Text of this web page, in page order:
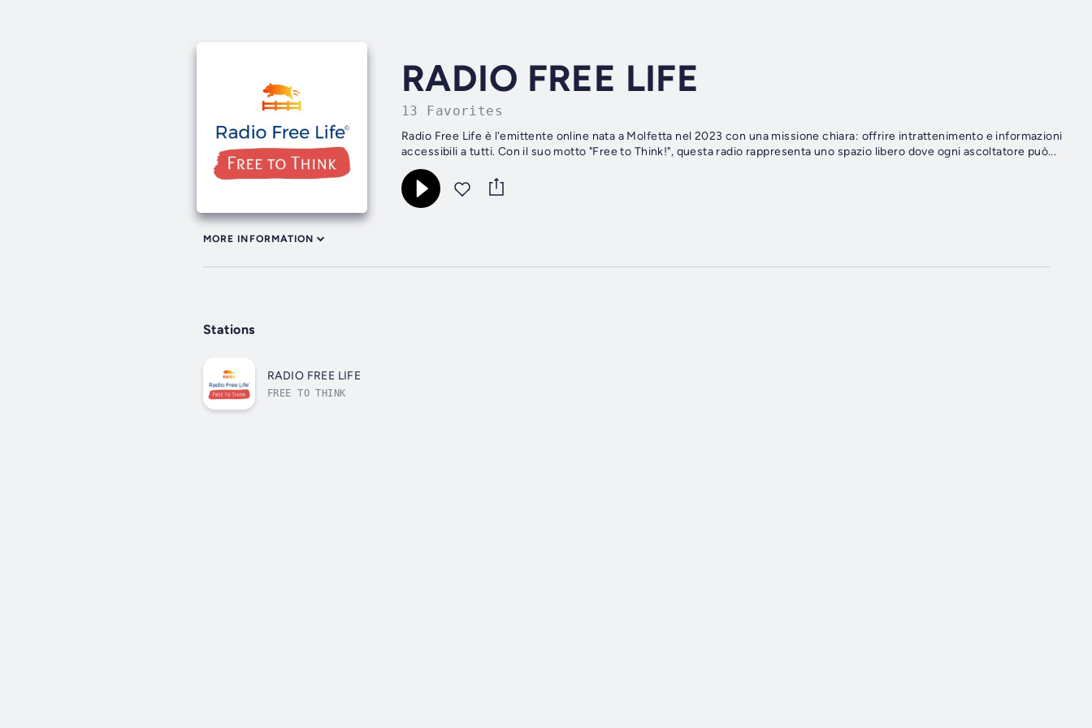
RADIO FREE LIFE
13 Favorites
Radio Free Life è l'emittente online nata a Molfetta nel 2023 con una missione chiara: offrire intrattenimento e informazioni
accessibili a tutti. Con il suo motto "Free to Think!", questa radio rappresenta uno spazio libero dove ogni ascoltatore può...
MORE INFORMATION
Stations
RADIO FREE LIFE
FREE TO THINK